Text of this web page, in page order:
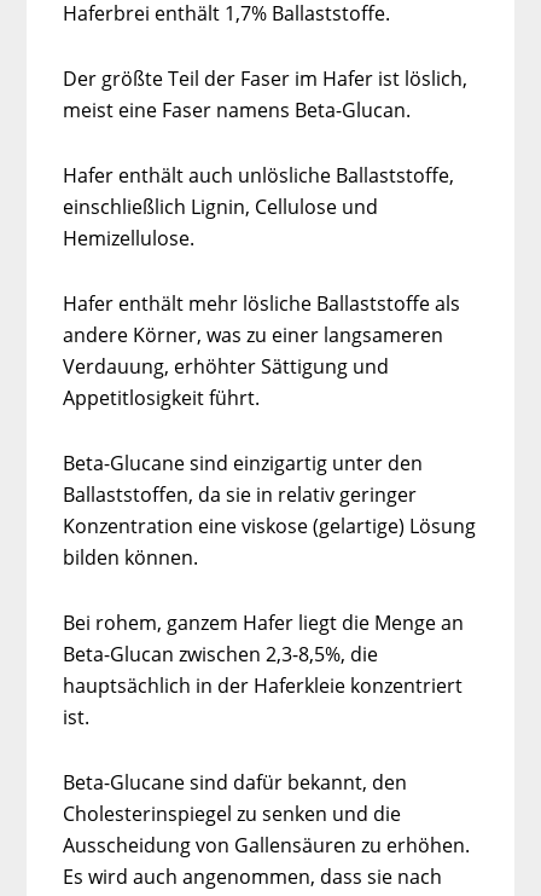
Haferbrei enthält 1,7% Ballaststoffe.
Der größte Teil der Faser im Hafer ist löslich,
meist eine Faser namens Beta-Glucan.
Hafer enthält auch unlösliche Ballaststoffe,
einschließlich Lignin, Cellulose und
Hemizellulose.
Hafer enthält mehr lösliche Ballaststoffe als
andere Körner, was zu einer langsameren
Verdauung, erhöhter Sättigung und
Appetitlosigkeit führt.
Beta-Glucane sind einzigartig unter den
Ballaststoffen, da sie in relativ geringer
Konzentration eine viskose (gelartige) Lösung
bilden können.
Bei rohem, ganzem Hafer liegt die Menge an
Beta-Glucan zwischen 2,3-8,5%, die
hauptsächlich in der Haferkleie konzentriert
ist.
Beta-Glucane sind dafür bekannt, den
Cholesterinspiegel zu senken und die
Ausscheidung von Gallensäuren zu erhöhen.
Es wird auch angenommen, dass sie nach